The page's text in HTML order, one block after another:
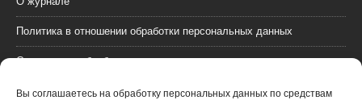
Вы соглашаетесь на обработку персональных данных по средствам
Политика в отношении обработки персональных данных
Согласие на обработку персональных данных
Пользовательское соглашение (оферта)